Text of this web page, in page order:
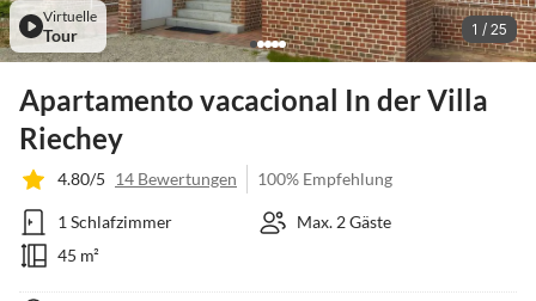
Virtuelle
Tour 1 / 25
Apartamento vacacional In der Villa
Riechey
4.80/5 14 Bewertungen 100% Empfehlung
1 Schlafzimmer
Max. 2 Gäste
45 m²